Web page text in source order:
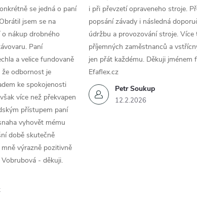
se jedná o paní
jsem se na
nákup drobného
Paní
a velice fundovaně
že odbornost je
ke spokojenosti
více než překvapen
přístupem paní
vyhovět mému
době skutečně
výrazně pozitivně
- děkuji.
Petr Soukup
12.2.2026
i při převzetí opraveneho stroje.
popsání závady i následná
údržbu a provozování stroje. Více
příjemných zaměstnanců a
jen přát každému. Děkuji jménem
Efaflex.cz